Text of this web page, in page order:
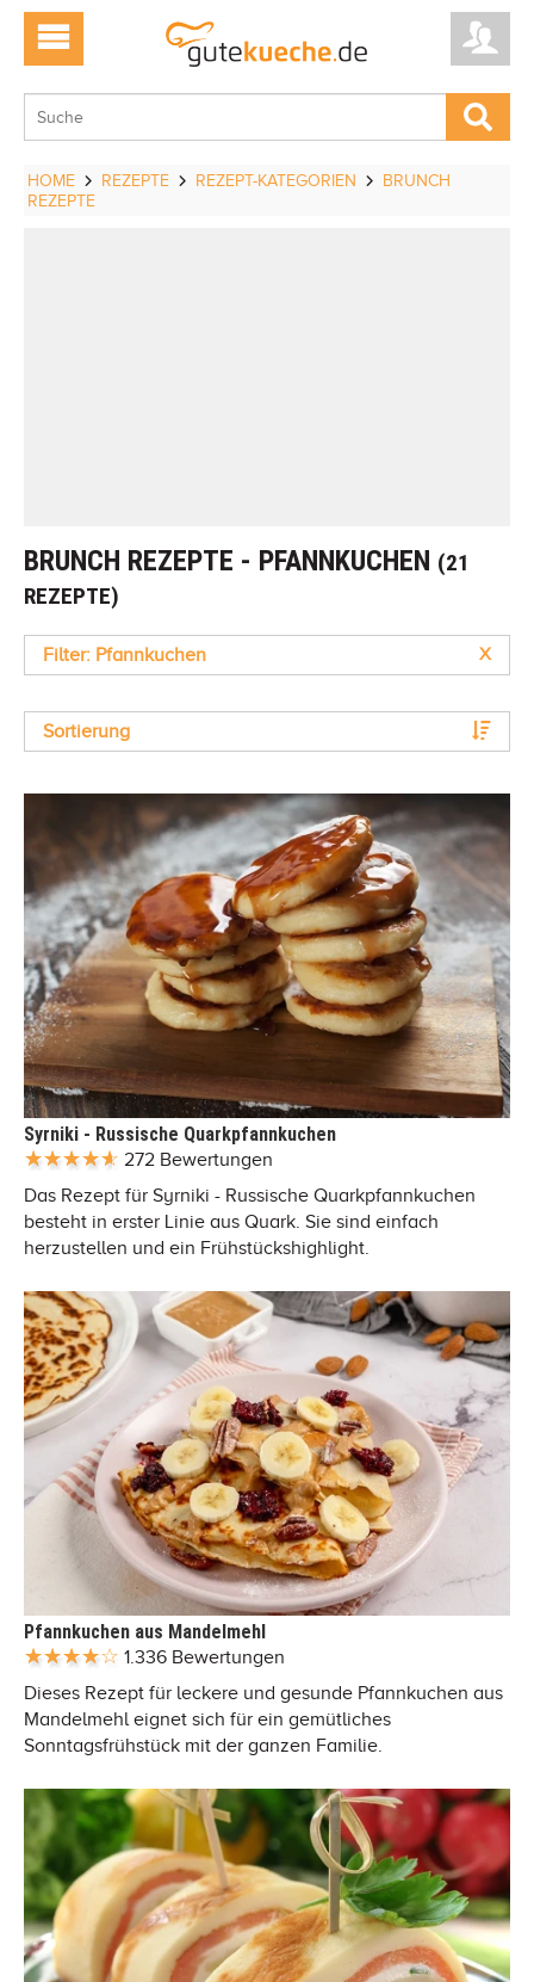
HOME REZEPTE REZEPT-KATEGORIEN
BRUNCH
REZEPTE
BRUNCH REZEPTE - PFANNKUCHEN (21
REZEPTE)
Filter: Pfannkuchen X
Sortierung
Syrniki - Russische Quarkpfannkuchen
272 Bewertungen
Das Rezept für Syrniki - Russische Quarkpfannkuchen
besteht in erster Linie aus Quark. Sie sind einfach
herzustellen und ein Frühstückshighlight.
Pfannkuchen aus Mandelmehl
1.336 Bewertungen
Dieses Rezept für leckere und gesunde Pfannkuchen aus
Mandelmehl eignet sich für ein gemütliches
Sonntagsfrühstück mit der ganzen Familie.